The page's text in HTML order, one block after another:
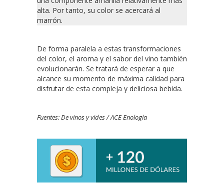
alta. Por tanto, su color se acercará al
marrón.
De forma paralela a estas transformaciones
del color, el aroma y el sabor del vino también
evolucionarán. Se tratará de esperar a que
alcance su momento de máxima calidad para
disfrutar de esta compleja y deliciosa bebida.
Fuentes: De vinos y vides / ACE Enología